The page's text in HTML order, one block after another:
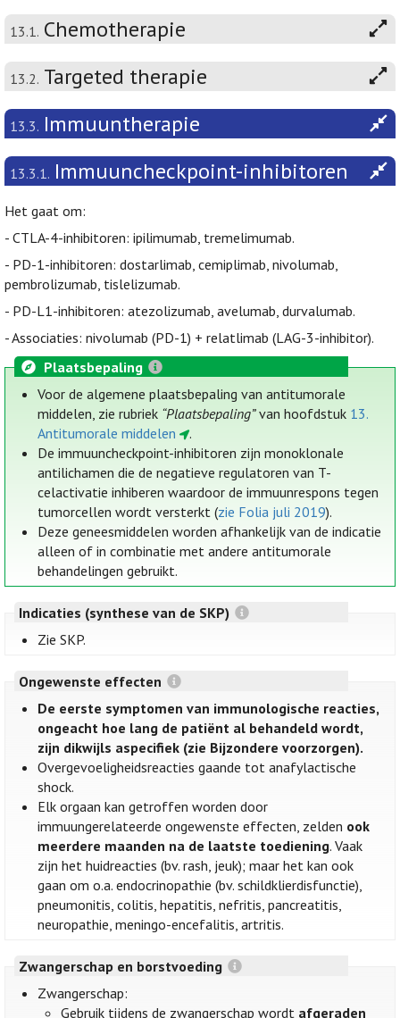
13.1. Chemotherapie
13.2. Targeted therapie
13.3. Immuuntherapie
13.3.1. Immuuncheckpoint-inhibitoren
Het gaat om:
- CTLA-4-inhibitoren: ipilimumab, tremelimumab.
- PD-1-inhibitoren: dostarlimab, cemiplimab, nivolumab,
pembrolizumab, tislelizumab.
- PD-L1-inhibitoren: atezolizumab, avelumab, durvalumab.
- Associaties: nivolumab (PD-1) + relatlimab (LAG-3-inhibitor).
Plaatsbepaling
Voor de algemene plaatsbepaling van antitumorale
middelen, zie rubriek “Plaatsbepaling”van hoofdstuk 13.
Antitumorale middelen
.
De immuuncheckpoint-inhibitoren zijn monoklonale
antilichamen die de negatieve regulatoren van T-
celactivatie inhiberen waardoor de immuunrespons tegen
tumorcellen wordt versterkt (zie Folia juli 2019).
Deze geneesmiddelen worden afhankelijk van de indicatie
alleen of in combinatie met andere antitumorale
behandelingen gebruikt.
Indicaties (synthese van de SKP)
Zie SKP.
Ongewenste effecten
De eerste symptomen van immunologische reacties,
ongeacht hoe lang de patiënt al behandeld wordt,
zijn dikwijls aspecifiek (zie Bijzondere voorzorgen).
Overgevoeligheidsreacties gaande tot anafylactische
shock.
Elk orgaan kan getroffen worden door
immuungerelateerde ongewenste effecten, zelden ook
meerdere maanden na de laatste toediening. Vaak
zijn het huidreacties (bv. rash, jeuk); maar het kan ook
gaan om o.a. endocrinopathie (bv. schildklierdisfunctie),
pneumonitis, colitis, hepatitis, nefritis, pancreatitis,
neuropathie, meningo-encefalitis, artritis.
Zwangerschap en borstvoeding
Zwangerschap:
Gebruik tijdens de zwangerschap wordt afgeraden